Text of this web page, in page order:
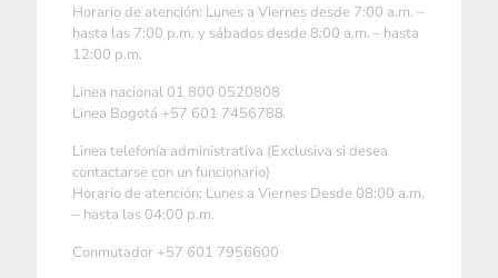
Horario de atención: Lunes a Viernes desde 7:00 a.m. –
hasta las 7:00 p.m. y sábados desde 8:00 a.m. - hasta
12:00 p.m.
Linea nacional 01 800 0520808
Linea Bogotá +57 601 7456788
Linea telefonía administrativa (Exclusiva si desea
contactarse con un funcionario)
Horario de atención: Lunes a Viernes Desde 08:00 a.m.
– hasta las 04:00 p.m.
Conmutador +57 601 7956600